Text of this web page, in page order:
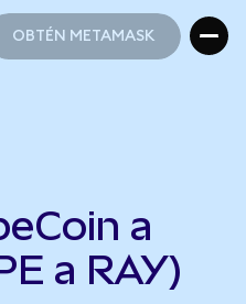
OBTÉN METAMASK
a
a RAY)